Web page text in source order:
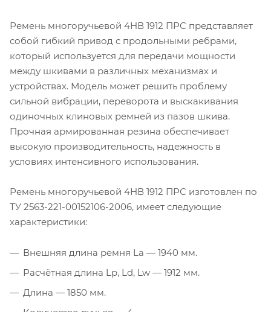
Ремень многоручьевой 4НВ 1912 ПРС представляет
собой гибкий привод с продольными ребрами,
который используется для передачи мощности
между шкивами в различных механизмах и
устройствах. Модель может решить проблему
сильной вибрации, переворота и выскакивания
одиночных клиновых ремней из пазов шкива.
Прочная армированная резина обеспечивает
высокую производительность, надежность в
условиях интенсивного использования.
Ремень многоручьевой 4НВ 1912 ПРС изготовлен по
ТУ 2563-221-00152106-2006, имеет следующие
характеристики:
Внешняя длина ремня La — 1940 мм.
Расчётная длина Lp, Ld, Lw — 1912 мм.
Длина — 1850 мм.